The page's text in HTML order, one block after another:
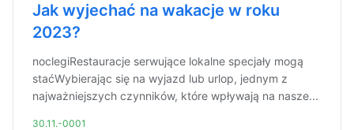
Jak wyjechać na wakacje w roku
2023?
noclegiRestauracje serwujące lokalne specjały mogą
staćWybierając się na wyjazd lub urlop, jednym z
najważniejszych czynników, które wpływają na nasze...
30.11.-0001